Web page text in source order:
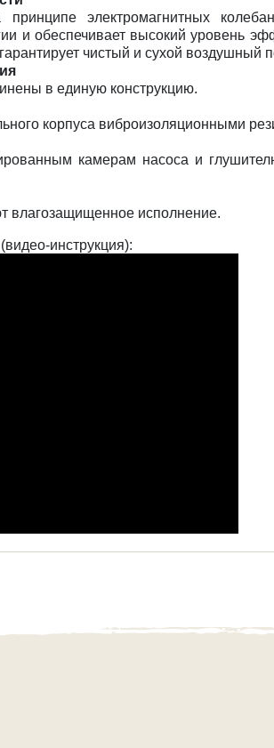
электромагнитных
и обеспечивает высокий уровень
чистый и сухой воздушный
в единую конструкцию.
корпуса виброизоляционными
камерам насоса и
влагозащищенное исполнение.
инструкция):